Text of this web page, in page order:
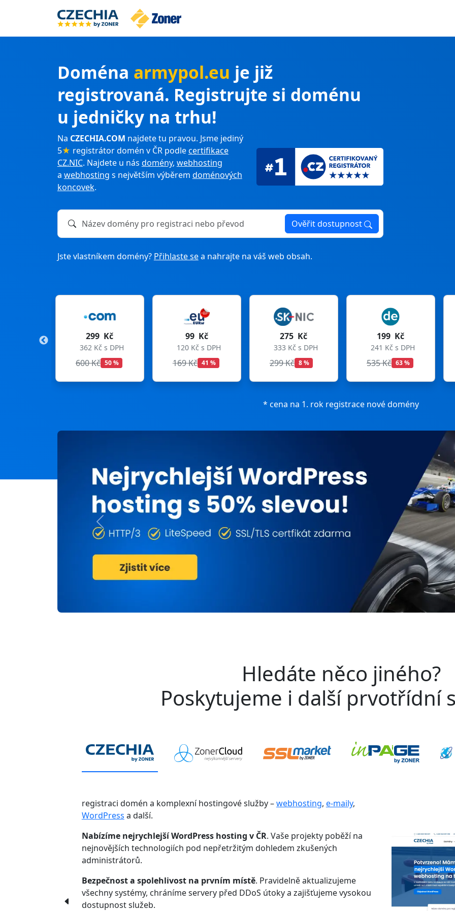
Doména armypol.eu je již
registrovaná. Registrujte si doménu
u jedničky na trhu!
Na CZECHIA.COM najdete tu pravou. Jsme jediný
5★ registrátor domén v ČR podlecertifikace
CZ.NIC. Najdete u nás domény, webhosting
a webhosting s největším výběrem doménových
koncovek.
Název domény k registraci nebo převodu Ověřit dostupnost
Jste vlastníkem domény? Přihlaste sea nahrajte na váš web obsah.
299 Kč
362 Kč s DPH 120 Kč s DPH
169 Kč
333 Kč s DPH
299 Kč
199 Kč
241 Kč s DPH
535 Kč
199 Kč
241 Kč s DPH
699 Kč
* cena na 1. rok registrace nové domény
Previous
Hledáte něco jiného?
Poskytujeme i další prvotřídní
registraci domén a komplexní hostingové služby –webhosting, e-maily,
WordPress a další.
Nabízíme nejrychlejší WordPress hosting v ČR. Vaše projekty poběží na
nejnovějších technologiích pod nepřetržitým dohledem zkušených
administrátorů.
Bezpečnost a spolehlivost na prvním místě. Pravidelně aktualizujeme
všechny systémy, chráníme servery před DDoS útoky a zajišťujeme vysokou
dostupnost služeb.